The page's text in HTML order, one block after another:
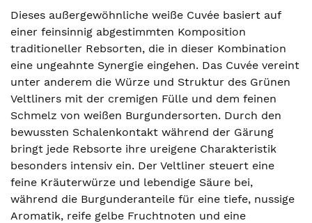
Dieses außergewöhnliche weiße Cuvée basiert auf
einer feinsinnig abgestimmten Komposition
traditioneller Rebsorten, die in dieser Kombination
eine ungeahnte Synergie eingehen. Das Cuvée vereint
unter anderem die Würze und Struktur des Grünen
Veltliners mit der cremigen Fülle und dem feinen
Schmelz von weißen Burgundersorten. Durch den
bewussten Schalenkontakt während der Gärung
bringt jede Rebsorte ihre ureigene Charakteristik
besonders intensiv ein. Der Veltliner steuert eine
feine Kräuterwürze und lebendige Säure bei,
während die Burgunderanteile für eine tiefe, nussige
Aromatik, reife gelbe Fruchtnoten und eine